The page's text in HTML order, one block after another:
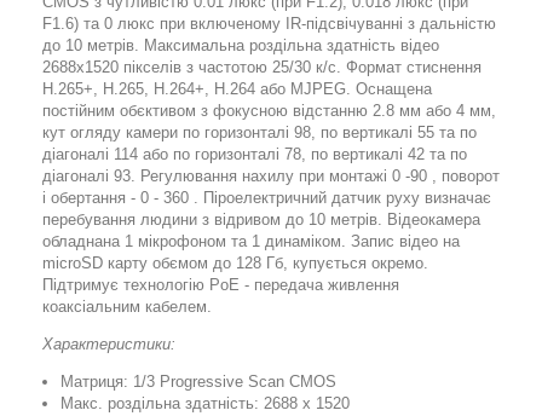
F1.6) та 0 люкс при включеному IR-підсвічуванні з дальністю
до 10 метрів. Максимальна роздільна здатність відео
2688x1520 пікселів з частотою 25/30 к/с. Формат стиснення
H.265+, H.265, H.264+, H.264 або MJPEG. Оснащена
постійним обєктивом з фокусною відстанню 2.8 мм або 4 мм,
кут огляду камери по горизонталі 98, по вертикалі 55 та по
діагоналі 114 або по горизонталі 78, по вертикалі 42 та по
діагоналі 93. Регулювання нахилу при монтажі 0 -90 , поворот
і обертання - 0 - 360 . Піроелектричний датчик руху визначає
перебування людини з відривом до 10 метрів. Відеокамера
обладнана 1 мікрофоном та 1 динаміком. Запис відео на
microSD карту обємом до 128 Гб, купується окремо.
Підтримує технологію PoE - передача живлення
коаксіальним кабелем.
Характеристики:
Матриця: 1/3 Progressive Scan CMOS
Макс. роздільна здатність: 2688 x 1520